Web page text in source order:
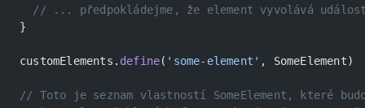
// ... předpokládejme, že element vyvolává
}
customElements. define( 'some-element' , SomeElement)
// Toto je seznam vlastností SomeElement, které